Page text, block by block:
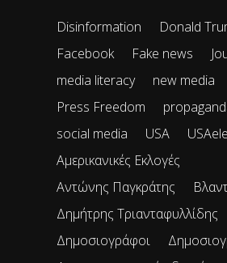
Disinformation
Donald
Facebook
Fake news
media literacy
new media
Press Freedom
social media
USA
Αμερικανικές Εκλογές
Αντώνης Παγκράτης
Δημήτρης Τριανταφυλλίδης
Δημοσιογράφοι